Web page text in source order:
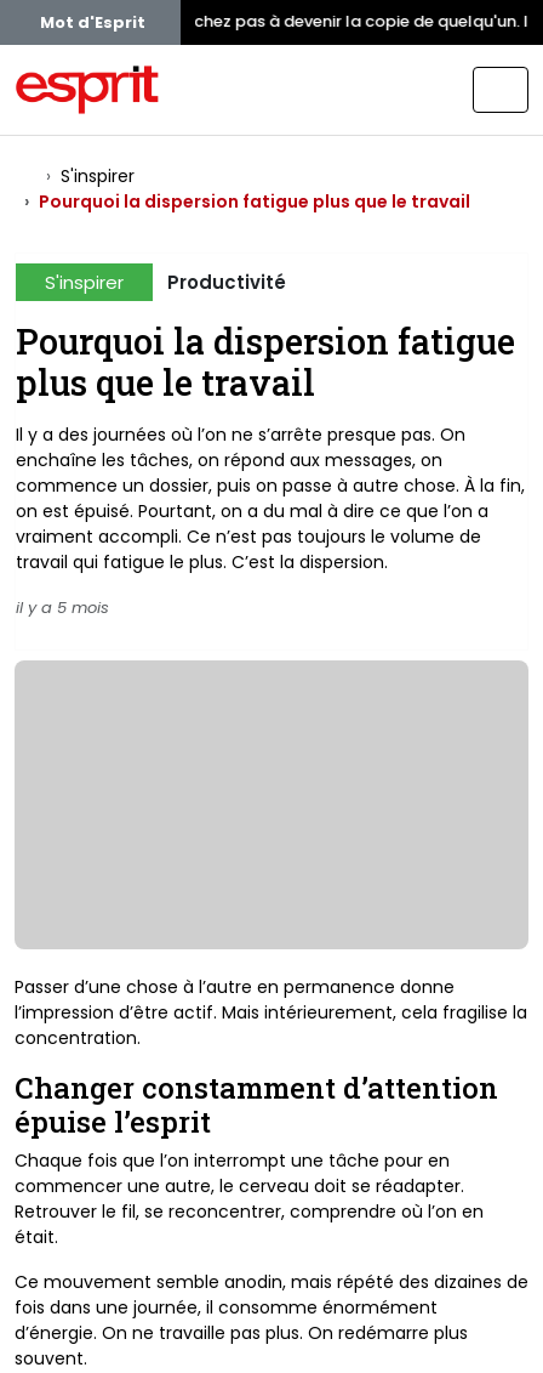
Mot d'EspritNe cherchez pas à devenir la copie de quelqu'un.
S'inspirer
Pourquoi la dispersion fatigue plus que le travail
S'inspirer Productivité
Pourquoi la dispersion fatigue
plus que le travail
Il y a des journées où l’on ne s’arrête presque pas. On
enchaîne les tâches, on répond aux messages, on
commence un dossier, puis on passe à autre chose. À la fin,
on est épuisé. Pourtant, on a du mal à dire ce que l’on a
vraiment accompli. Ce n’est pas toujours le volume de
travail qui fatigue le plus. C’est la dispersion.
il y a 5 mois
Passer d’une chose à l’autre en permanence donne
l’impression d’être actif. Mais intérieurement, cela fragilise la
concentration.
Changer constamment d’attention
épuise l’esprit
Chaque fois que l’on interrompt une tâche pour en
commencer une autre, le cerveau doit se réadapter.
Retrouver le fil, se reconcentrer, comprendre où l’on en
était.
Ce mouvement semble anodin, mais répété des dizaines de
fois dans une journée, il consomme énormément
d’énergie. On ne travaille pas plus. On redémarre plus
souvent.